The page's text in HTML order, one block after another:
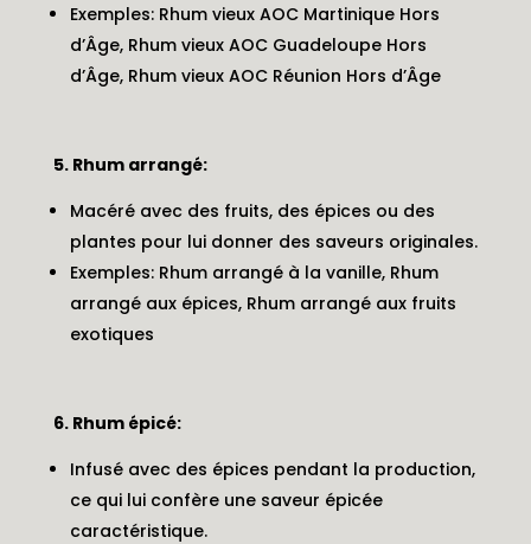
Exemples: Rhum vieux AOC Martinique Hors
d’Âge, Rhum vieux AOC Guadeloupe Hors
d’Âge, Rhum vieux AOC Réunion Hors d’Âge
5. Rhum arrangé:
Macéré avec des fruits, des épices ou des
plantes pour lui donner des saveurs originales.
Exemples: Rhum arrangé à la vanille, Rhum
arrangé aux épices, Rhum arrangé aux fruits
exotiques
6. Rhum épicé:
Infusé avec des épices pendant la production,
ce qui lui confère une saveur épicée
caractéristique.